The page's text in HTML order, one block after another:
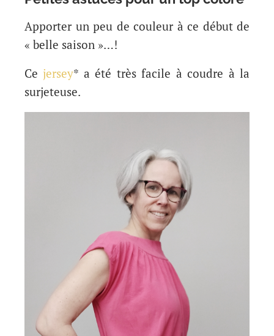
Apporter un peu de couleur à ce début de
« belle saison »…!
Ce jersey* a été très facile à coudre à la
surjeteuse.